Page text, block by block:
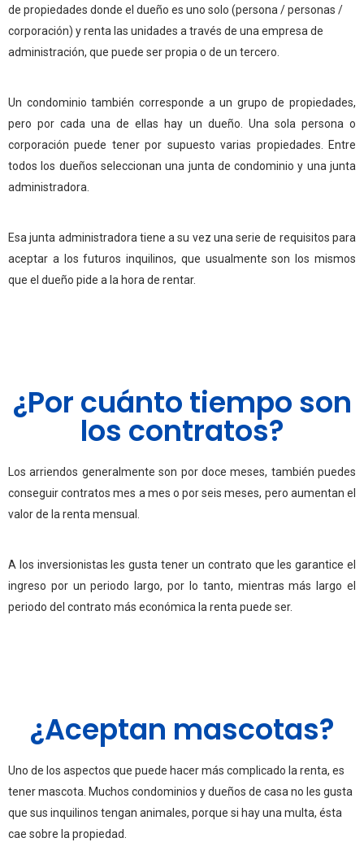
de propiedades donde el dueño es uno solo (persona / personas /
corporación) y renta las unidades a través de una empresa de
administración, que puede ser propia o de un tercero.
Un condominio también corresponde a un grupo de propiedades,
pero por cada una de ellas hay un dueño. Una sola persona o
corporación puede tener por supuesto varias propiedades. Entre
todos los dueños seleccionan una junta de condominio y una junta
administradora.
Esa junta administradora tiene a su vez una serie de requisitos para
aceptar a los futuros inquilinos, que usualmente son los mismos
que el dueño pide a la hora de rentar.
¿Por cuánto tiempo son
los contratos?
Los arriendos generalmente son por doce meses, también puedes
conseguir contratos mes a mes o por seis meses, pero aumentan el
valor de la renta mensual.
A los inversionistas les gusta tener un contrato que les garantice el
ingreso por un periodo largo, por lo tanto, mientras más largo el
periodo del contrato más económica la renta puede ser.
¿Aceptan mascotas?
Uno de los aspectos que puede hacer más complicado la renta, es
tener mascota. Muchos condominios y dueños de casa no les gusta
que sus inquilinos tengan animales, porque si hay una multa, ésta
cae sobre la propiedad.